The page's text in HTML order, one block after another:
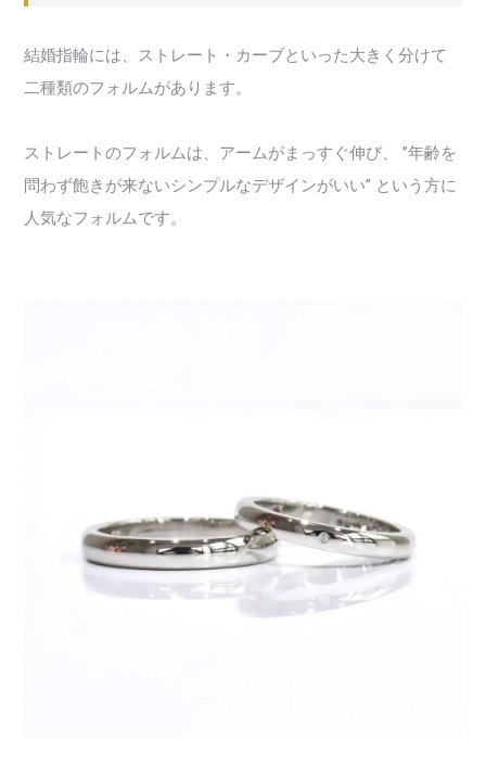
結婚指輪には、ストレート・カーブといった大きく分けて
二種類のフォルムがあります。
ストレートのフォルムは、アームがまっすぐ伸び、 ”年齢を
問わず飽きが来ないシンプルなデザインがいい” という方に
人気なフォルムです。